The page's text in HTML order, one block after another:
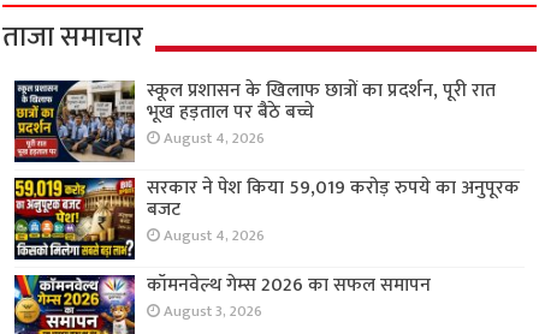
ताजा समाचार
स्कूल प्रशासन के खिलाफ छात्रों का प्रदर्शन, पूरी रात
भूख हड़ताल पर बैठे बच्चे
August 4, 2026
सरकार ने पेश किया 59,019 करोड़ रुपये का अनुपूरक
बजट
August 4, 2026
कॉमनवेल्थ गेम्स 2026 का सफल समापन
August 3, 2026